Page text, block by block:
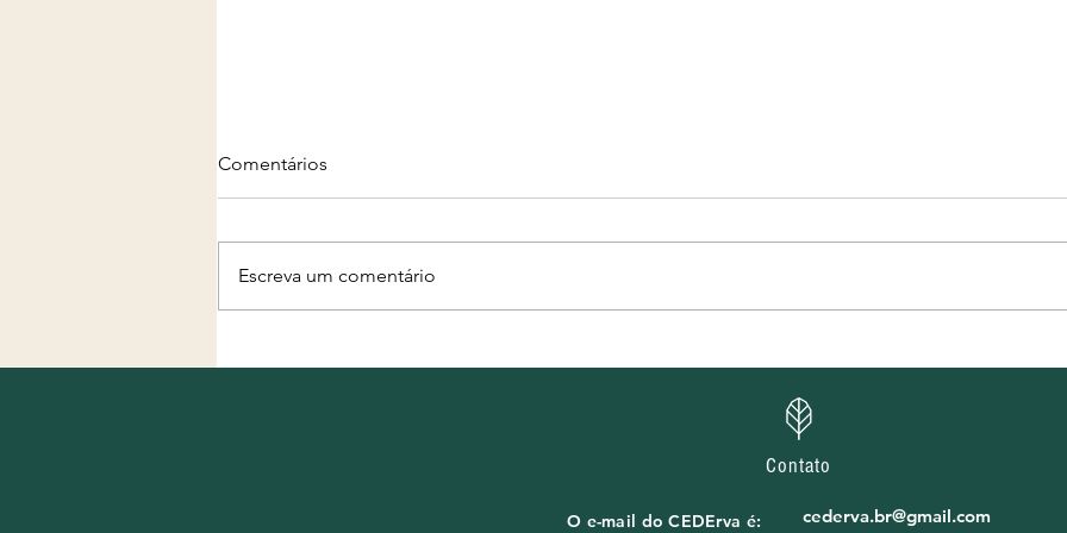
Futuro" completa primeiro
homologação das inscrições
e cronograma de entrevistas
de processos seletivos do
projeto Água, Terra e Futuro
Comentários
Escreva um comentário
Contato
O e-mail do CEDErva é: cederva.br@gmail.com